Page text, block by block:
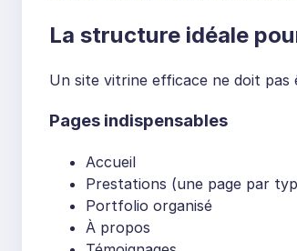
La structure idéale
Un site vitrine efficace ne doit
Pages indispensables
Accueil
Prestations (une page par
Portfolio organisé
À propos